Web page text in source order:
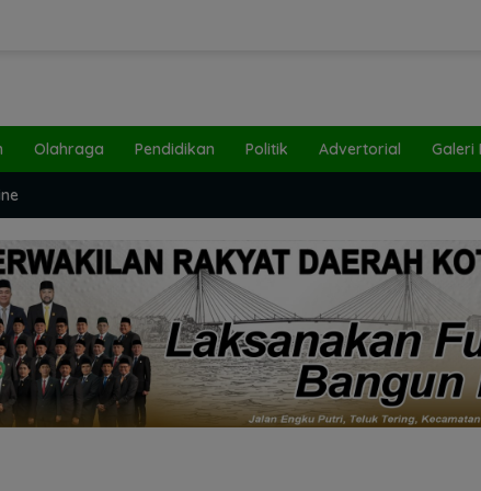
Olahraga Pendidikan Politik Advertorial Galeri